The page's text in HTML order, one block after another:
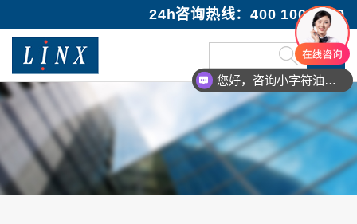
24h咨询热线：400 100 1089
您好，咨询小字符油墨喷码机
您好，咨询激光打码机